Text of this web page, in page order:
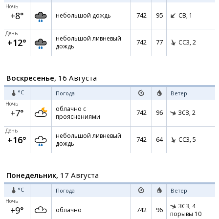
Ночь
+8° небольшой дождь 742 95 СВ, 1
День
+12°
небольшой ливневый
дождь
742 77 ССЗ, 2
Воскресенье, 16 Августа
°C Погода Ветер
Ночь
+7°
облачно с
прояснениями
742 96 ЗСЗ, 2
День
+16°
небольшой ливневый
дождь
742 64 ССЗ, 5
Понедельник, 17 Августа
°C Погода Ветер
Ночь
+9° облачно 742 96 ЗСЗ, 4
порывы 10